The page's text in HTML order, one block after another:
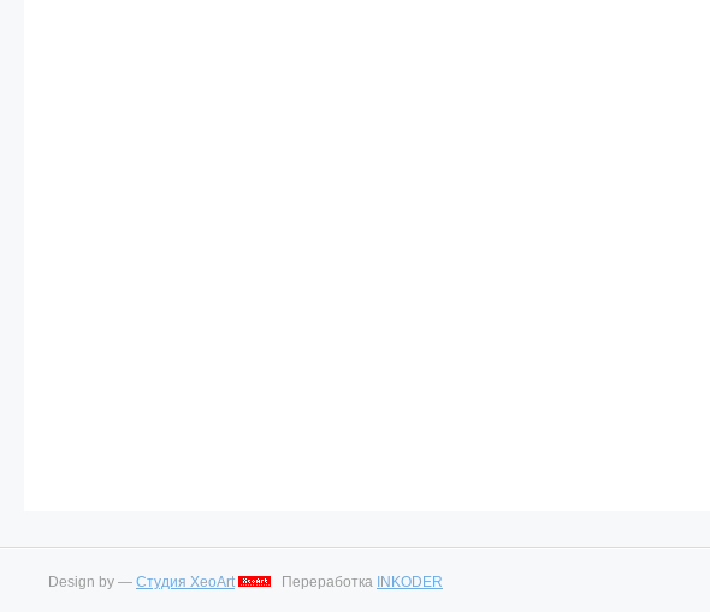
Design by — Студия XeoArt Переработка INKODER